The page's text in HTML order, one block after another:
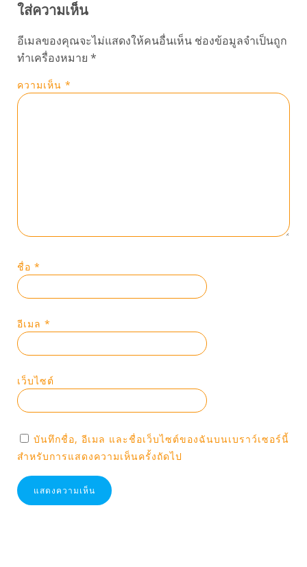
ใส่ความเห็น
อีเมลของคุณจะไม่แสดงให้คนอื่นเห็น ช่องข้อมูลจำเป็นถูก
ทำเครื่องหมาย *
ความเห็น *
ชื่อ *
อีเมล *
เว็บไซต์
บันทึกชื่อ, อีเมล และชื่อเว็บไซต์ของฉันบนเบราว์เซอร์นี้
สำหรับการแสดงความเห็นครั้งถัดไป